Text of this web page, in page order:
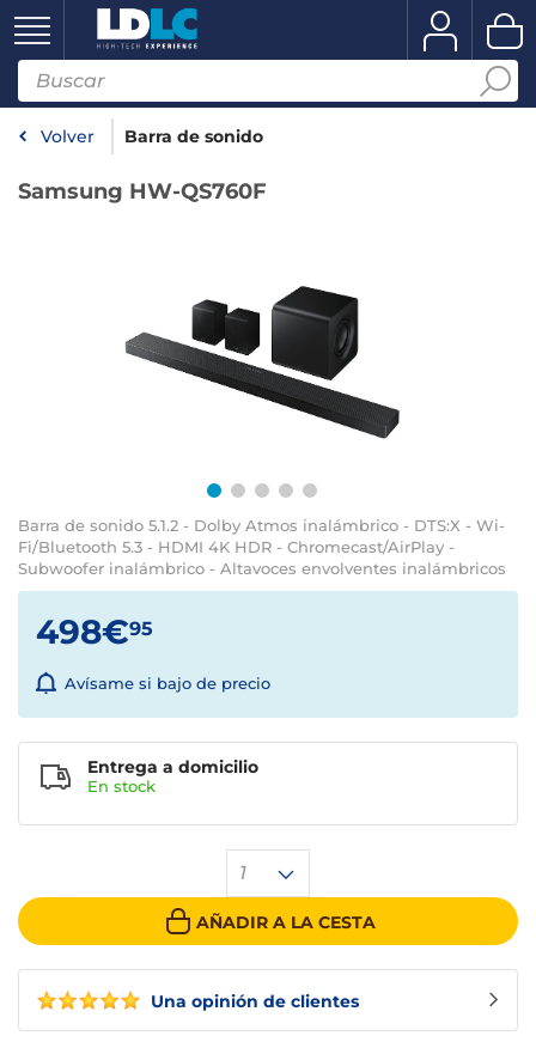
Volver Barra de sonido
Samsung HW-QS760F
Barra de sonido 5.1.2 - Dolby Atmos inalámbrico - DTS:X - Wi-
Fi/Bluetooth 5.3 - HDMI 4K HDR - Chromecast/AirPlay -
Subwoofer inalámbrico - Altavoces envolventes inalámbricos
Una opinión de clientes
498€95
Avísame si bajo de precio
1
AÑADIR A LA CESTA
Entrega a domicilio
En stock